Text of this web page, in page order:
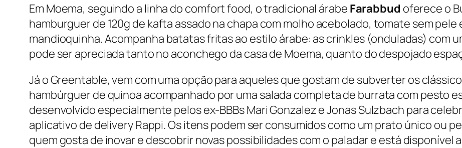
Em Moema, seguindo a linha do comfort food, o tradicional árabe Farabbud oferece o
hamburguer de 120g de kafta assado na chapa com molho acebolado, tomate sem pele
mandioquinha. Acompanha batatas fritas ao estilo árabe: as crinkles (onduladas) com
pode ser apreciada tanto no aconchego da casa de Moema, quanto do despojado
Já o Greentable, vem com uma opção para aqueles que gostam de subverter os
hambúrguer de quinoa acompanhado por uma salada completa de burrata com pesto
desenvolvido especialmente pelos ex-BBBs Mari Gonzalez e Jonas Sulzbach para
aplicativo de deliveryRappi. Os itens podem ser consumidos como um prato único ou
quem gosta de inovar e descobrir novas possibilidades com o paladar e está disponível